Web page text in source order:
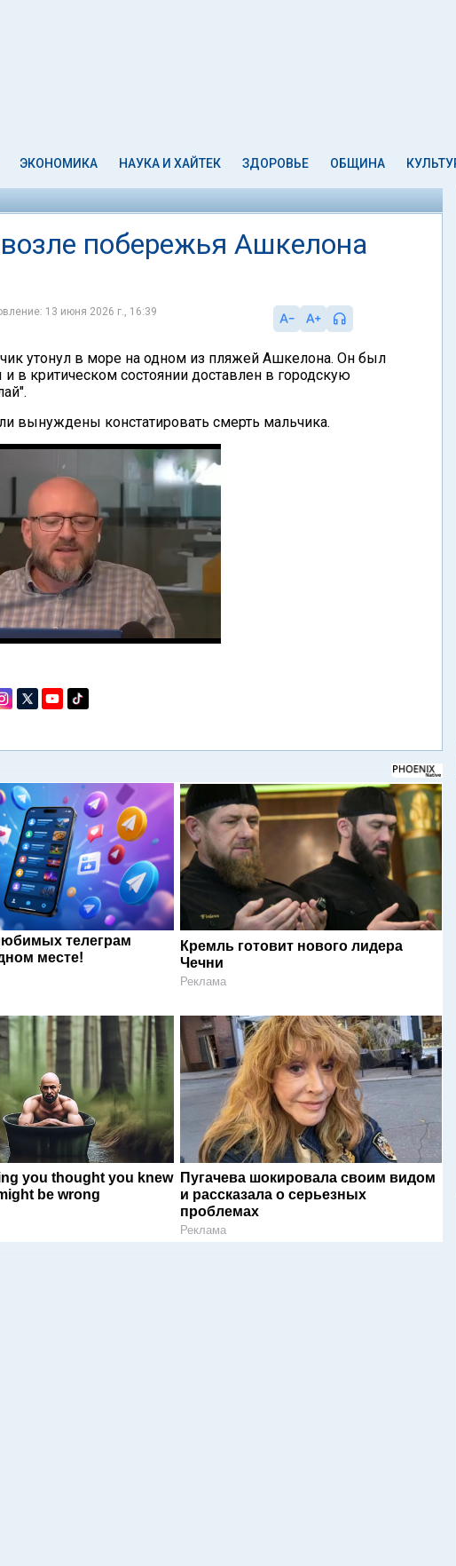
ЭКОНОМИКА НАУКА И ХАЙТЕК ЗДОРОВЬЕ ОБЩИНА
побережья Ашкелона
13 июня 2026 г., 16:39
утонул в море на одном из пляжей Ашкелона. Он был
в критическом состоянии доставлен в городскую
вынуждены констатировать смерть мальчика.
телеграм
месте!
Кремль готовит нового лидера
Чечни
Реклама
you thought you knew
be wrong
Пугачева шокировала своим видом
и рассказала о серьезных
проблемах
Реклама